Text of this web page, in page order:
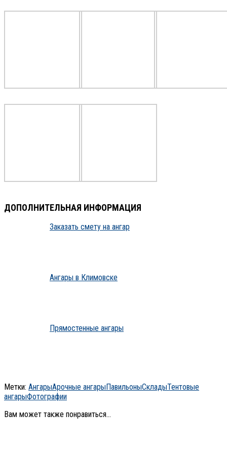
ДОПОЛНИТЕЛЬНАЯ ИНФОРМАЦИЯ
Заказать смету на ангар
Ангары в Климовске
Прямостенные ангары
Метки: АнгарыАрочные ангарыПавильоныСкладыТентовые
ангарыФотографии
Вам может также понравиться...